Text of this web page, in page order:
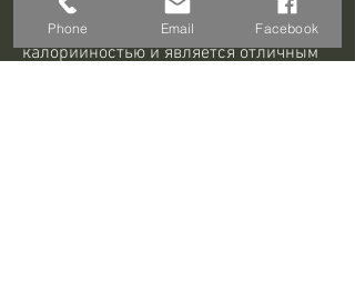
Этот салат обладает низкой
калорийностью и является отличным
Phone Email Facebook